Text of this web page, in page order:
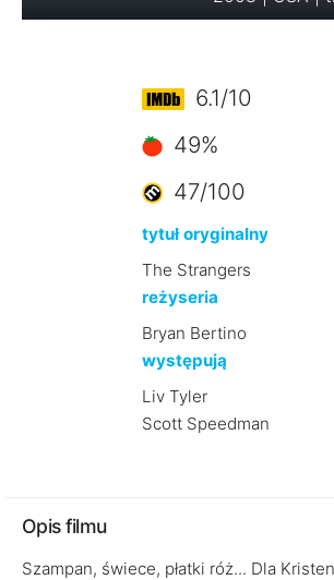
6.1/10
49%
47/100
tytuł oryginalny
The Strangers
reżyseria
Bryan Bertino
występują
Liv Tyler
Scott Speedman
Opis filmu
Szampan, świece, płatki róż... Dla